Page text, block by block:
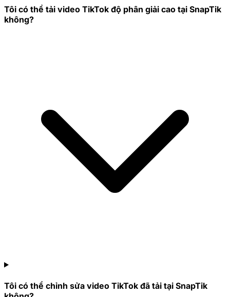
Tôi có thể tải video TikTok độ phân giải cao tại SnapTik
không?
Tôi có thể chỉnh sửa video TikTok đã tải tại SnapTik